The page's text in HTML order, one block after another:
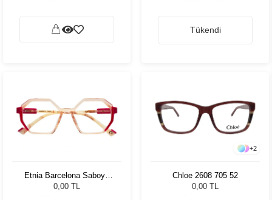
Tükendi
Etnia Barcelona Saboya
WHFU 5
0,00 TL
+2
Chloe 2608 705 52
0,00 TL